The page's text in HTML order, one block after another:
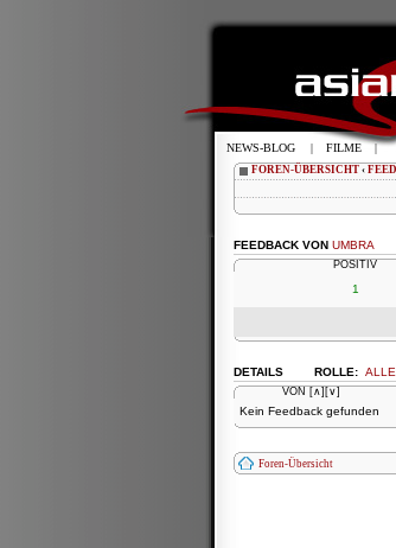
FOREN-ÜBERSICHT ‹
FEEDBACK VON UMBRA
POSITIV
1
ROLLE: ALLE
DETAILS
VON [∧] [∨]
Kein Feedback gefunden
Foren-Übersicht
NEWS-BLOG | FILME |